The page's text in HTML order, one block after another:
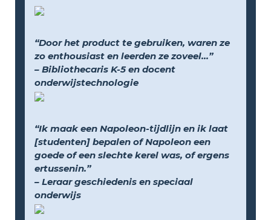
“Door het product te gebruiken, waren ze
zo enthousiast en leerden ze zoveel...”
– Bibliothecaris K-5 en docent
onderwijstechnologie
“Ik maak een Napoleon-tijdlijn en ik laat
[studenten] bepalen of Napoleon een
goede of een slechte kerel was, of ergens
ertussenin.”
– Leraar geschiedenis en speciaal
onderwijs